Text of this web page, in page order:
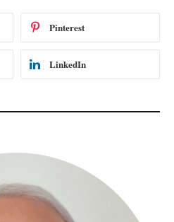
Pinterest
LinkedIn